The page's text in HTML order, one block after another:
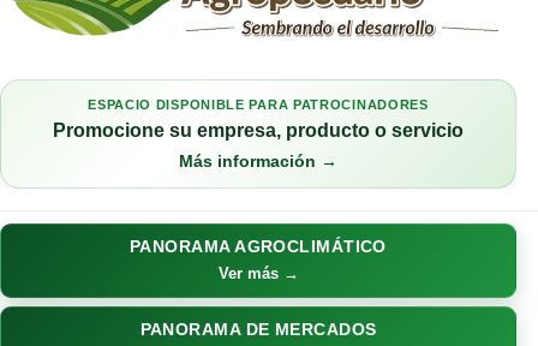
ESPACIO DISPONIBLE PARA PATROCINADORES
Promocione su empresa, producto o servicio
Más información →
PANORAMA AGROCLIMÁTICO
Ver más →
PANORAMA DE MERCADOS